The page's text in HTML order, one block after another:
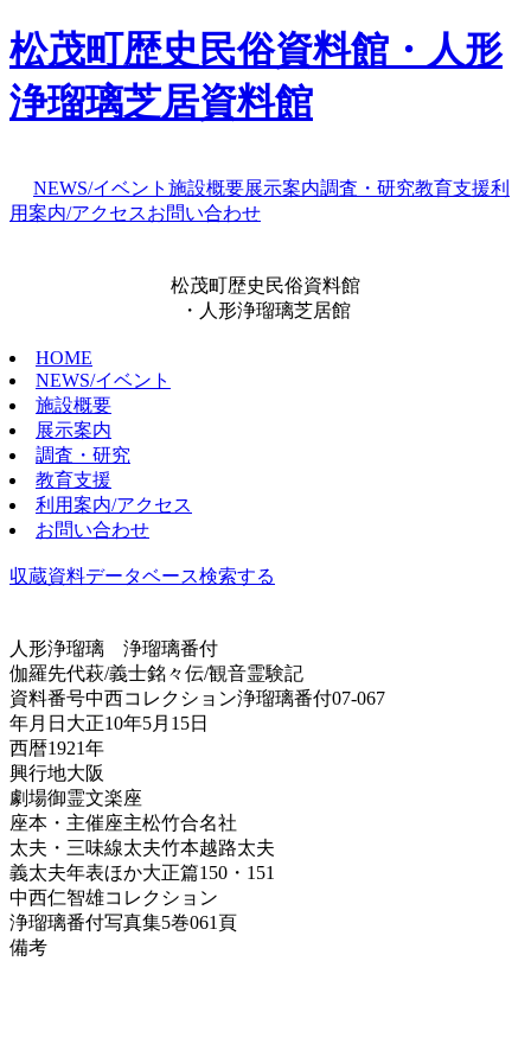
松茂町歴史民俗資料館・人形
浄瑠璃芝居資料館
NEWS/イベント 施設概要展示案内調査・研究教育支援利
用案内/アクセスお問い合わせ
松茂町歴史民俗資料館
・人形浄瑠璃芝居館
HOME
NEWS/イベント
施設概要
展示案内
調査・研究
教育支援
利用案内/アクセス
お問い合わせ
収蔵資料データベース検索する
人形浄瑠璃 浄瑠璃番付
伽羅先代萩/義士銘々伝/観音霊験記
資料番号中西コレクション浄瑠璃番付07-067
年月日 大正10年5月15日
西暦1921年
興行地大阪
劇場御霊文楽座
座本・主催座主松竹合名社
太夫・三味線太夫竹本越路太夫
義太夫年表ほか大正篇150・151
中西仁智雄コレクション
浄瑠璃番付写真集5巻061頁
備考